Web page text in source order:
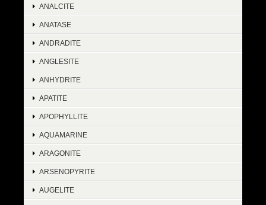
ANALCITE
ANATASE
ANDRADITE
ANGLESITE
ANHYDRITE
APATITE
APOPHYLLITE
AQUAMARINE
ARAGONITE
ARSENOPYRITE
AUGELITE